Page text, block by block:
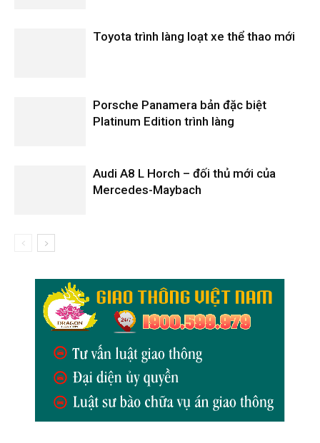
Toyota trình làng loạt xe thể thao mới
Porsche Panamera bản đặc biệt
Platinum Edition trình làng
Audi A8 L Horch – đối thủ mới của
Mercedes-Maybach